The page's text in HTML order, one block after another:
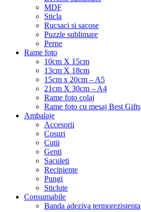
MDF
Sticla
Rucsaci si sacose
Puzzle sublimare
Perne
Rame foto
10cm X 15cm
13cm X 18cm
15cm x 20cm – A5
21cm X 30cm – A4
Rame foto colaj
Rame foto cu mesaj Best Gifts
Ambalaje
Accesorii
Cosuri
Cutii
Genti
Saculeti
Recipiente
Pungi
Sticlute
Consumabile
Banda adeziva termorezistenta